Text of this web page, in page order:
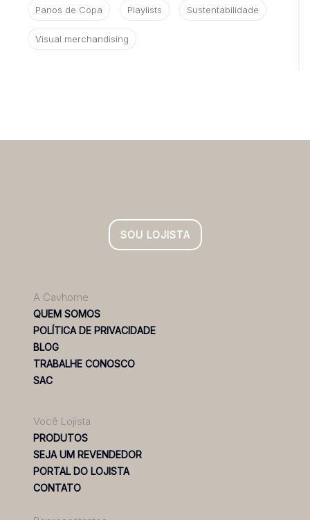
Panos de Copa Playlists Sustentabilidade
Visual merchandising
SOU LOJISTA
A Cavhome
QUEM SOMOS
POLÍTICA DE PRIVACIDADE
BLOG
TRABALHE CONOSCO
SAC
Você Lojista
PRODUTOS
SEJA UM REVENDEDOR
PORTAL DO LOJISTA
CONTATO